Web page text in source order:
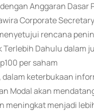
Anggaran
Corporate
rencana
Terlebih Dahulu dalam
per saham
keterbukaan
Modal akan
meningkat menjadi